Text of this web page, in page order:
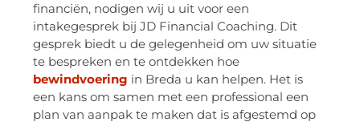
financiën, nodigen wij u uit voor een
intakegesprek bij JD Financial Coaching. Dit
gesprek biedt u de gelegenheid om uw situatie
te bespreken en te ontdekken hoe
bewindvoering in Breda u kan helpen. Het is
een kans om samen met een professional een
plan van aanpak te maken dat is afgestemd op